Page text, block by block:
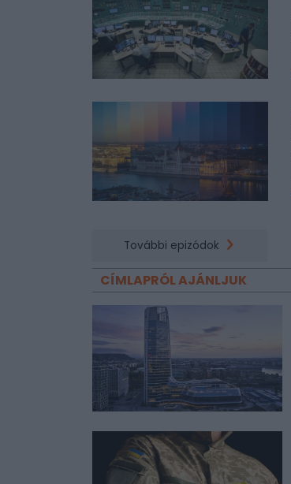
További epizódok
CÍMLAPRÓL AJÁNLJUK